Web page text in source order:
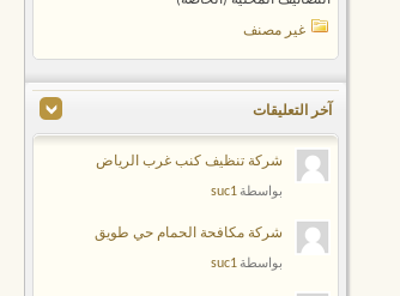
غير مصنف
آخر التعليقات
شركة تنظيف كنب غرب الرياض
بواسطةsuc1
شركة مكافحة الحمام حي طويق
بواسطةsuc1